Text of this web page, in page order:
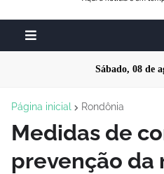
Sábado, 08 de
Página inicial Rondônia
Medidas de
prevenção da